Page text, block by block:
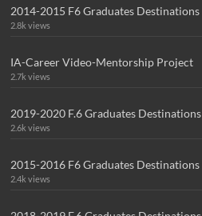
2014-2015 F6 Graduates Destinations
2.8k views
IA-Career Video-Mentorship Project
2.7k views
2019-2020 F.6 Graduates Destinations
2.6k views
2015-2016 F6 Graduates Destinations
2.4k views